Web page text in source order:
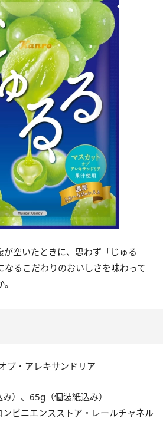
空いたときに、思わず「じゅる
なるこだわりのおいしさを味わって
ブ・アレキサンドリア
）、65g（個装紙込み）
ビニエンスストア・レールチャネル